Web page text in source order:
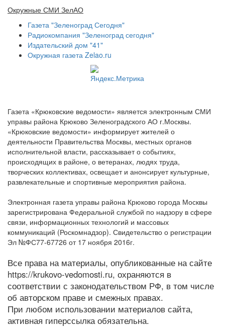
Окружные СМИ ЗелАО
Газета "Зеленоград Сегодня"
Радиокомпания "Зеленоград сегодня"
Издательский дом "41"
Окружная газета Zelao.ru
Газета «Крюковские ведомости» является электронным СМИ
управы района Крюково Зеленоградского АО г.Москвы.
«Крюковские ведомости» информирует жителей о
деятельности Правительства Москвы, местных органов
исполнительной власти, рассказывает о событиях,
происходящих в районе, о ветеранах, людях труда,
творческих коллективах, освещает и анонсирует культурные,
развлекательные и спортивные мероприятия района.
Электронная газета управы района Крюково города Москвы
зарегистрирована Федеральной службой по надзору в сфере
связи, информационных технологий и массовых
коммуникаций (Роскомнадзор). Свидетельство о регистрации
Эл №ФС77-67726 от 17 ноября 2016г.
Все права на материалы, опубликованные на сайте
https://krukovo-vedomosti.ru, охраняются в
соответствии с законодательством РФ, в том числе
об авторском праве и смежных правах.
При любом использовании материалов сайта,
активная гиперссылка обязательна.